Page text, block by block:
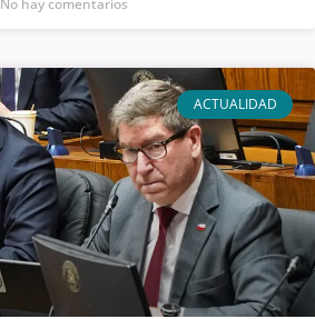
No hay comentarios
ACTUALIDAD